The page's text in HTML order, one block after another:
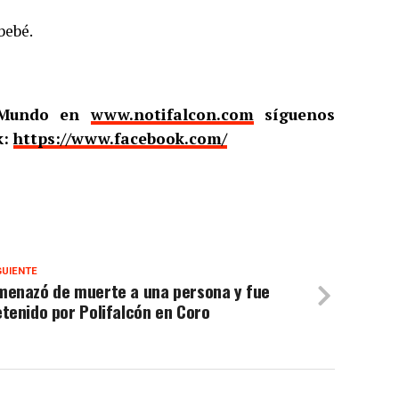
enwww.notifalcon.comsíguenos
https://www.facebook.com/
de muerte a una persona y fue
por Polifalcón en Coro